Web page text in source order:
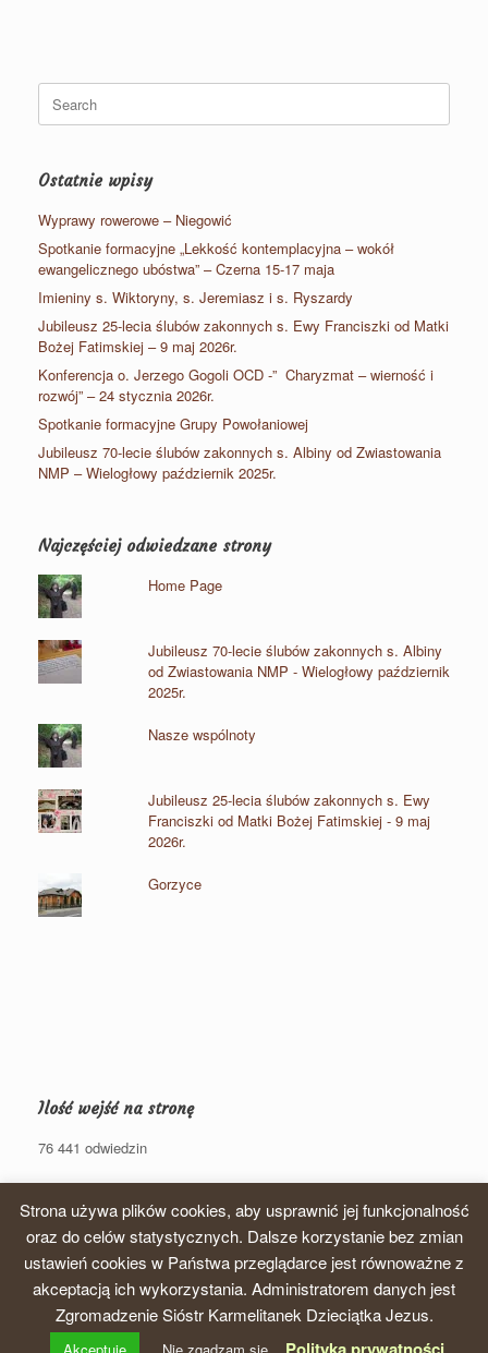
Search
for:
Ostatnie wpisy
Wyprawy rowerowe – Niegowić
Spotkanie formacyjne „Lekkość kontemplacyjna – wokół
ewangelicznego ubóstwa” – Czerna 15-17 maja
Imieniny s. Wiktoryny, s. Jeremiasz i s. Ryszardy
Jubileusz 25-lecia ślubów zakonnych s. Ewy Franciszki od Matki
Bożej Fatimskiej – 9 maj 2026r.
Konferencja o. Jerzego Gogoli OCD -” Charyzmat – wierność i
rozwój” – 24 stycznia 2026r.
Spotkanie formacyjne Grupy Powołaniowej
Jubileusz 70-lecie ślubów zakonnych s. Albiny od Zwiastowania
NMP – Wielogłowy październik 2025r.
Najczęściej odwiedzane strony
Home Page
Jubileusz 70-lecie ślubów zakonnych s. Albiny
od Zwiastowania NMP - Wielogłowy październik
2025r.
Nasze wspólnoty
Jubileusz 25-lecia ślubów zakonnych s. Ewy
Franciszki od Matki Bożej Fatimskiej - 9 maj
2026r.
Gorzyce
Ilość wejść na stronę
76 441 odwiedzin
© 2026, Zgromadzenie Sióstr Karmelitanek Dzieciątka Jezus, Prowincja
krakowska
Strona używa plików cookies, aby usprawnić jej funkcjonalność
oraz do celów statystycznych. Dalsze korzystanie bez zmian
ustawień cookies w Państwa przeglądarce jest równoważne z
akceptacją ich wykorzystania. Administratorem danych jest
Zgromadzenie Sióstr Karmelitanek Dzieciątka Jezus.